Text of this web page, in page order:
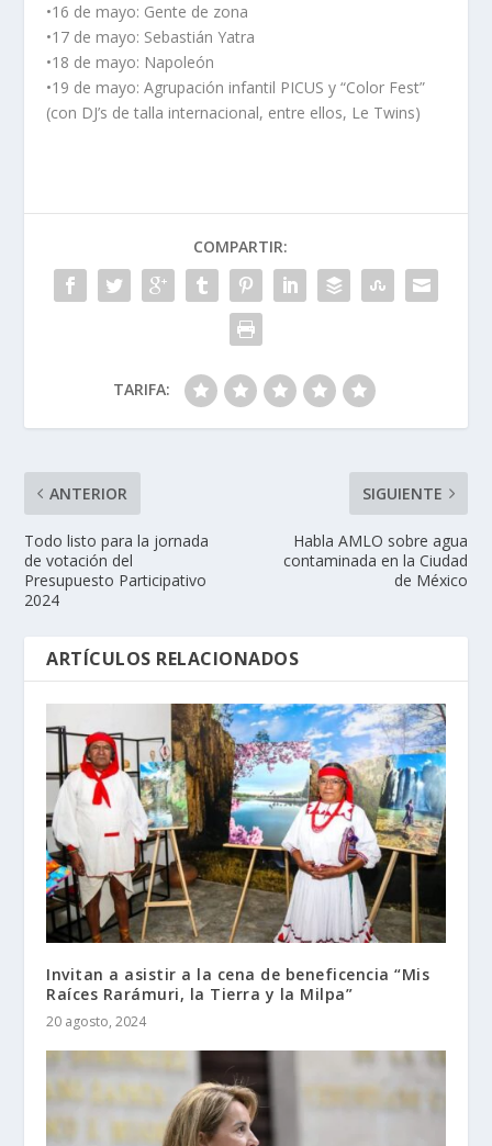
•16 de mayo: Gente de zona
•17 de mayo: Sebastián Yatra
•18 de mayo: Napoleón
•19 de mayo: Agrupación infantil PICUS y “Color Fest”
(con DJ’s de talla internacional, entre ellos, Le Twins)
COMPARTIR:
TARIFA:
ANTERIOR
Todo listo para la jornada
de votación del
Presupuesto Participativo
2024
SIGUIENTE
Habla AMLO sobre agua
contaminada en la Ciudad
de México
ARTÍCULOS RELACIONADOS
Invitan a asistir a la cena de beneficencia “Mis
Raíces Rarámuri, la Tierra y la Milpa”
20 agosto, 2024